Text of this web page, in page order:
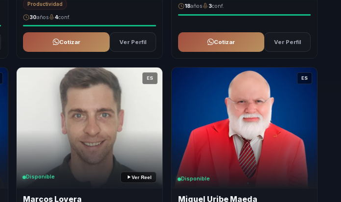
Productividad
30años 4conf.
Cotizar Ver Perfil
18años 3conf.
Cotizar Ver Perfil
ES
Disponible Ver Reel
Marcos Lovera
ES
Disponible
Miguel Uribe Maeda